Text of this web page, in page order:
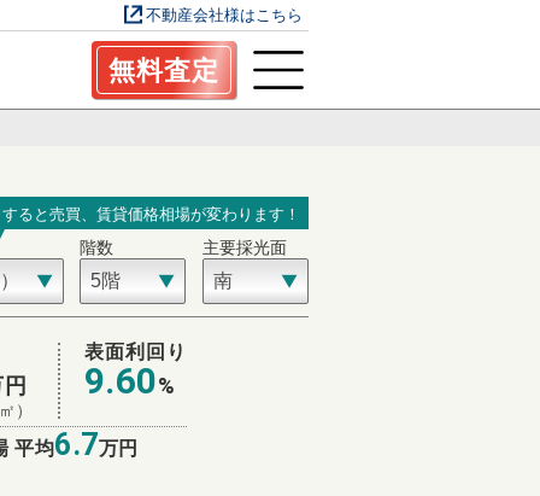
不動産会社様はこちら
無料査定
ると売買、賃貸価格相場が変わります！
階数 主要採光面
）
表面利回り
9.60%
平均6.7万円